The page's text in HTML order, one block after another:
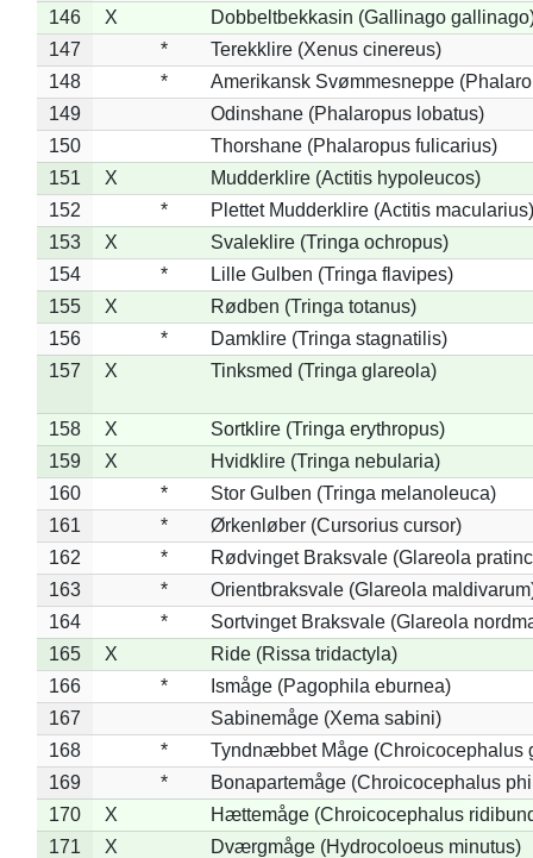
146
X
Dobbeltbekkasin (Gallinago
147
*
Terekklire (Xenus cinereus)
148
*
Amerikansk Svømmesneppe
149
Odinshane (Phalaropus lobatus)
150
Thorshane (Phalaropus fulicarius)
151
X
Mudderklire (Actitis hypoleucos)
152
*
Plettet Mudderklire (Actitis macularius)
153
X
Svaleklire (Tringa ochropus)
154
*
Lille Gulben (Tringa flavipes)
155
X
Rødben (Tringa totanus)
156
*
Damklire (Tringa stagnatilis)
157
X Tinksmed (Tringa glareola)
158 X
Sortklire (Tringa erythropus)
159
X
Hvidklire (Tringa nebularia)
160
*
Stor Gulben (Tringa melanoleuca)
161
*
Ørkenløber (Cursorius cursor)
162
*
Rødvinget Braksvale (Glareola
163
*
Orientbraksvale (Glareola
164
*
Sortvinget Braksvale (Glareola
165
X
Ride (Rissa tridactyla)
166
*
Ismåge (Pagophila eburnea)
167
Sabinemåge (Xema sabini)
168
*
Tyndnæbbet Måge (Chroicocephalus
169
*
Bonapartemåge (Chroicocephalus
170
X
Hættemåge (Chroicocephalus
171
X Dværgmåge (Hydrocoloeus minutus)